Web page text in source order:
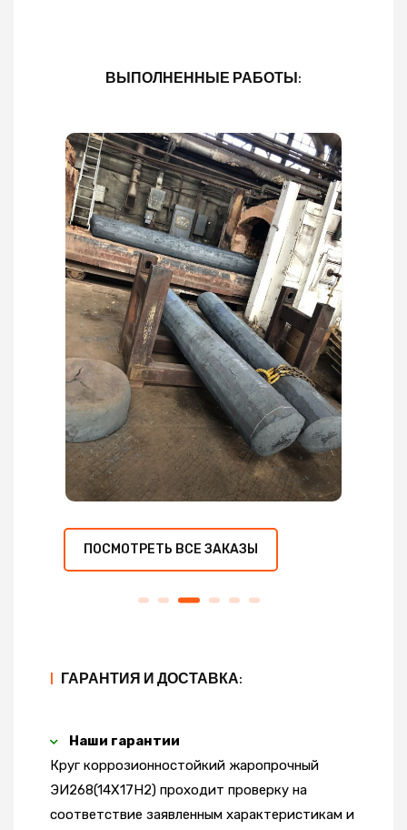
ВЫПОЛНЕННЫЕ РАБОТЫ:
ПОСМОТРЕТЬ ВСЕ ЗАКАЗЫ
| ГАРАНТИЯ И ДОСТАВКА:
Наши гарантии
Круг коррозионностойкий жаропрочный
ЭИ268(14Х17Н2) проходит проверку на
соответствие заявленным характеристикам и